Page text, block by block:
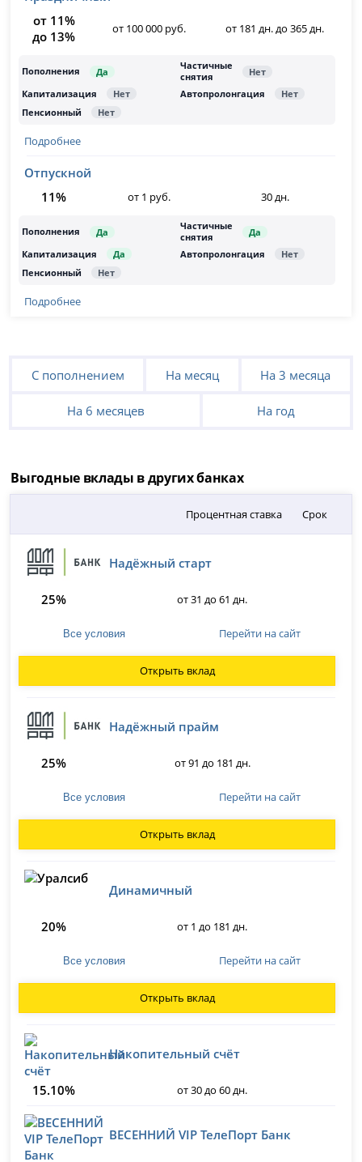
от 11%
до 13%
от 100 000 руб. от 181 дн. до 365 дн.
Подробнее
Отпускной
11%
от 1 руб. 30 дн.
Подробнее
С пополнением На месяц На 3 месяца
На 6 месяцев На год
Выгодные вклады в других банках
Процентная ставка Срок
Надёжный старт
25% от 31 до 61 дн.
Все условия Перейти на сайт
Открыть вклад
Надёжный прайм
25% от 91 до 181 дн.
Все условия Перейти на сайт
Открыть вклад
Динамичный
20% от 1 до 181 дн.
Все условия Перейти на сайт
Открыть вклад
Накопительный счёт
15.10% от 30 до 60 дн.
ВЕСЕННИЙ VIP ТелеПорт Банк